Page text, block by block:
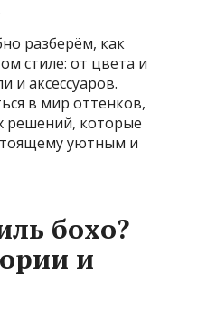
разберём, как
стиле: от цвета и
и аксессуаров.
в мир оттенков,
решений, которые
уютным и
бохо?
и